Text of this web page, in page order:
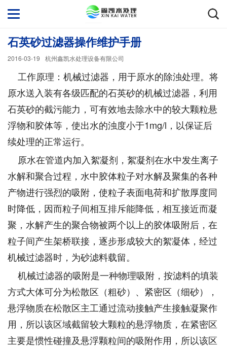
石英砂过滤器操作维护手册
2016-03-19 杭州鑫凯水处理设备有限公司
工作原理：机械过滤器，用于原水的除浊处理。将
原水送入装有各级匹配的石英砂的机械过滤器，利用
石英砂的截污能力，可有效地去除水中的较大颗粒悬
浮物和胶体等，使出水的浊度小于1mg/l，以保证后
续处理的正常运行。
原水在管道内加入絮凝剂，絮凝剂在水中发生离子
水解和聚合过程，水中胶体粒子对水解及聚集的各种
产物进行强烈的吸附，使粒子表面电荷和扩散厚度同
时降低，因而粒子间相互排斥能降低，相互接近而凝
聚，水解产生的聚合物被两个以上的胶体吸附后，在
粒子间产生架桥联接，逐步形成较大的絮凝体，经过
机械过滤器时，为砂滤料载留。
机械过滤器的吸附是一种物理吸附，按滤料的填装
方式大体可分为松散区（粗砂）、紧密区（细砂），
悬浮物质在松散区主工通过流动接触产生接触凝聚作
用，所以该区域截留较大颗粒的悬浮物质，在紧密区
主要是惯性碰撞及悬浮颗粒间的吸附作用，所以该区